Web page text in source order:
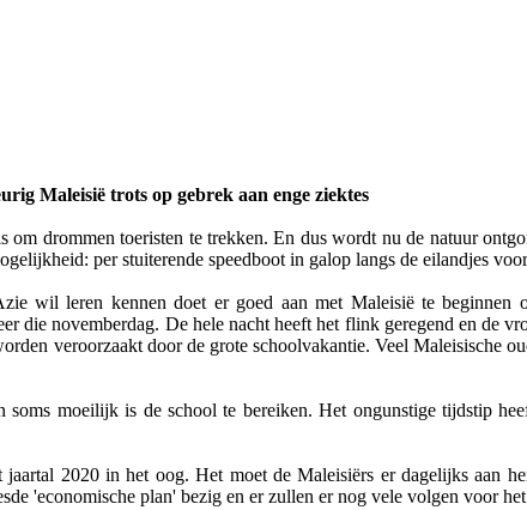
Maleisië trots op gebrek aan enge ziektes
drommen toeristen te trekken. En dus wordt nu de natuur
per stuiterende speedboot in galop langs de eilandjes
wil leren kennen doet er goed aan met Maleisië te
die novemberdag. De hele nacht heeft het flink geregend en de
veroorzaakt door de grote schoolvakantie. Veel Maleisische
moeilijk is de school te bereiken. Het ongunstige tijdstip
2020 in het oog. Het moet de Maleisiërs er dagelijks aan
'economische plan' bezig en er zullen er nog vele volgen voor